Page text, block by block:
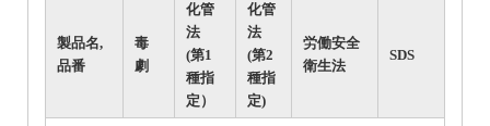
製品名,
品番
毒
劇
化管
法
(第1
種指
定）
化管
法
(第2
種指
定)
労働安全
衛生法
SDS